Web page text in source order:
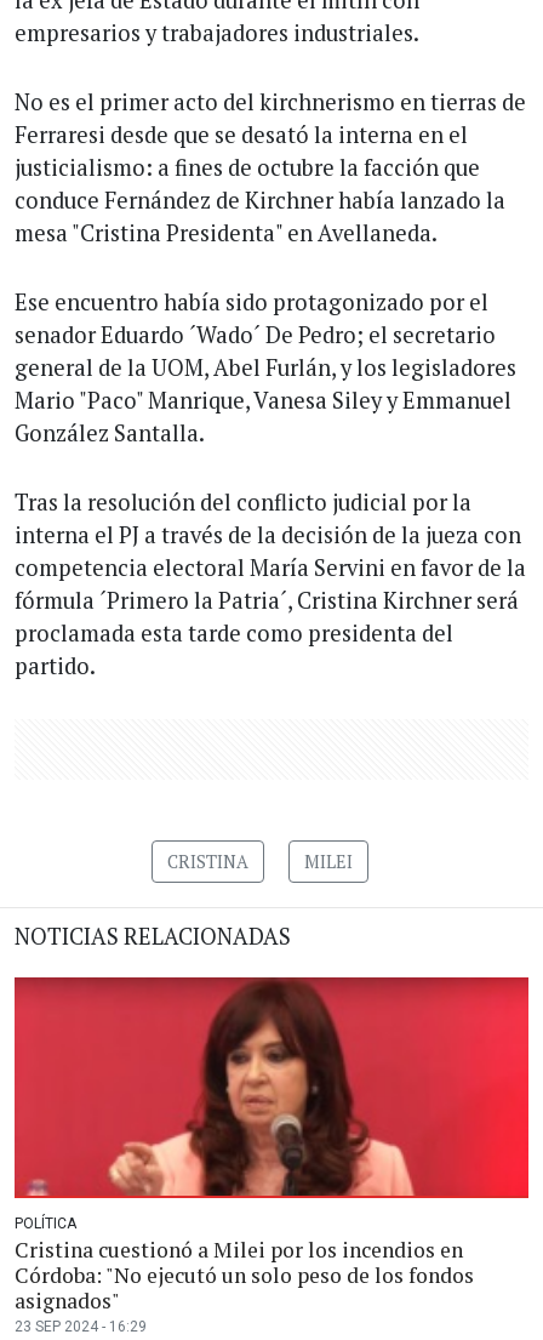
empresarios y trabajadores industriales.
No es el primer acto del kirchnerismo en tierras de
Ferraresi desde que se desató la interna en el
justicialismo: a fines de octubre la facción que
conduce Fernández de Kirchner había lanzado la
mesa "Cristina Presidenta" en Avellaneda.
Ese encuentro había sido protagonizado por el
senador Eduardo ´Wado´ De Pedro; el secretario
general de la UOM, Abel Furlán, y los legisladores
Mario "Paco" Manrique, Vanesa Siley y Emmanuel
González Santalla.
Tras la resolución del conflicto judicial por la
interna el PJ a través de la decisión de la jueza con
competencia electoral María Servini en favor de la
fórmula ´Primero la Patria´, Cristina Kirchner será
proclamada esta tarde como presidenta del
partido.
CRISTINA MILEI
NOTICIAS RELACIONADAS
POLÍTICA
Cristina cuestionó a Milei por los incendios en
Córdoba: "No ejecutó un solo peso de los fondos
asignados"
23 SEP 2024 - 16:29